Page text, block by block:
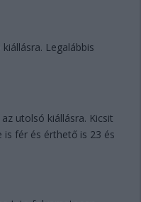
Legalábbis
utolsó kiállásra. Kicsit
fér és érthető is 23 és